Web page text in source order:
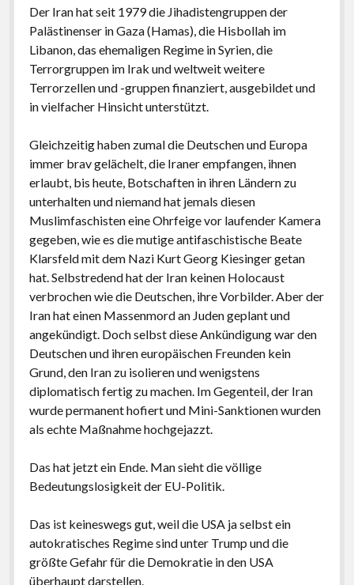
Der Iran hat seit 1979 die Jihadistengruppen der
Palästinenser in Gaza (Hamas), die Hisbollah im
Libanon, das ehemaligen Regime in Syrien, die
Terrorgruppen im Irak und weltweit weitere
Terrorzellen und -gruppen finanziert, ausgebildet und
in vielfacher Hinsicht unterstützt.
Gleichzeitig haben zumal die Deutschen und Europa
immer brav gelächelt, die Iraner empfangen, ihnen
erlaubt, bis heute, Botschaften in ihren Ländern zu
unterhalten und niemand hat jemals diesen
Muslimfaschisten eine Ohrfeige vor laufender Kamera
gegeben, wie es die mutige antifaschistische Beate
Klarsfeld mit dem Nazi Kurt Georg Kiesinger getan
hat. Selbstredend hat der Iran keinen Holocaust
verbrochen wie die Deutschen, ihre Vorbilder. Aber der
Iran hat einen Massenmord an Juden geplant und
angekündigt. Doch selbst diese Ankündigung war den
Deutschen und ihren europäischen Freunden kein
Grund, den Iran zu isolieren und wenigstens
diplomatisch fertig zu machen. Im Gegenteil, der Iran
wurde permanent hofiert und Mini-Sanktionen wurden
als echte Maßnahme hochgejazzt.
Das hat jetzt ein Ende. Man sieht die völlige
Bedeutungslosigkeit der EU-Politik.
Das ist keineswegs gut, weil die USA ja selbst ein
autokratisches Regime sind unter Trump und die
größte Gefahr für die Demokratie in den USA
überhaupt darstellen.